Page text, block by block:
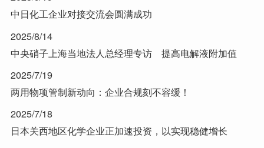
中日化工企业对接交流会圆满成功
2025/8/14
中央硝子上海当地法人总经理专访 提高电解液附加值
2025/7/19
两用物项管制新动向：企业合规刻不容缓！
2025/7/18
日本关西地区化学企业正加速投资，以实现稳健增长